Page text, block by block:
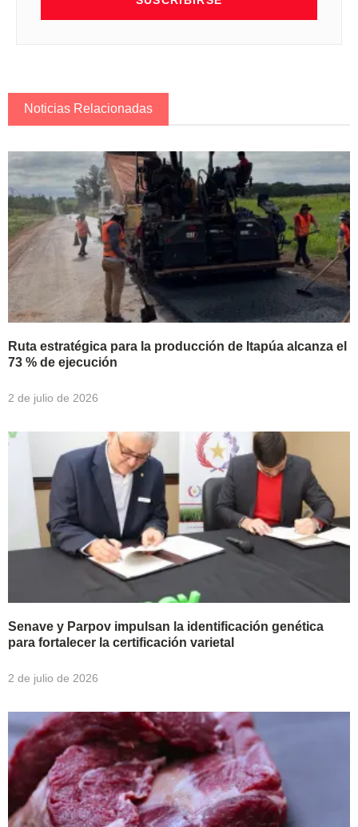
Noticias Relacionadas
Ruta estratégica para la producción de Itapúa alcanza el
73 % de ejecución
2 de julio de 2026
Senave y Parpov impulsan la identificación genética
para fortalecer la certificación varietal
2 de julio de 2026